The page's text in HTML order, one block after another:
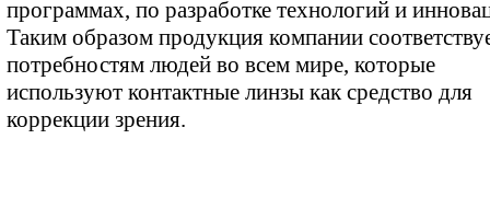
программах, по разработке технологий и
Таким образом продукция компании
потребностям людей во всем мире, которые
используют контактные линзы как средство для
коррекции зрения.